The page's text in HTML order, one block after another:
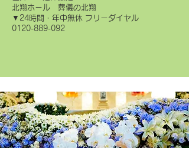
北翔ホール 葬儀の北翔
▼24時間・年中無休 フリーダイヤル
0120-889-092